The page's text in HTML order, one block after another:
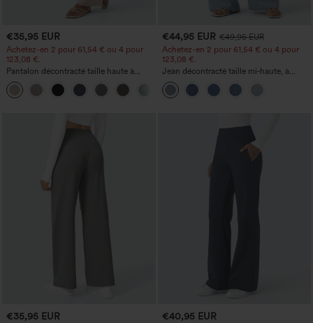
€35,95 EUR
Achetez-en 2 pour 61,54 € ou 4 pour
123,08 €.
Pantalon décontracté taille haute à
jambe droite, effet lin, avec poches
+5
€44,95 EUR €49,95 EUR
Achetez-en 2 pour 61,54 € ou 4 pour
123,08 €.
Jean décontracté taille mi‑haute, à
cordon de serrage, avec poches
€35,95 EUR €40,95 EUR